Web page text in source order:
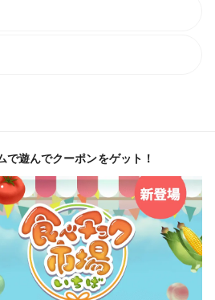
で遊んでクーポンをゲット！